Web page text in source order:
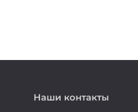
Наши контакты